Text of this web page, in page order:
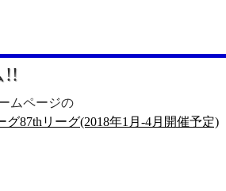
!!
ムページの
グ87thリーグ(2018年1月-4月開催予定)